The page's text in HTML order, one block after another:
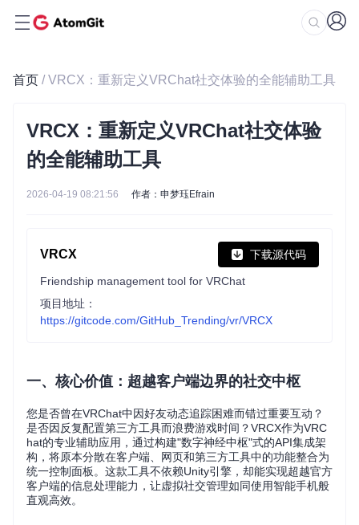
首页 / VRCX：重新定义VRChat社交体验的全能辅助工具
VRCX：重新定义VRChat社交体验
的全能辅助工具
2026-04-19 08:21:56 作者：申梦珏Efrain
VRCX 下载源代码
Friendship management tool for VRChat
项目地址：
https://gitcode.com/GitHub_Trending/vr/VRCX
一、核心价值：超越客户端边界的社交中枢
您是否曾在VRChat中因好友动态追踪困难而错过重要互动？
是否因反复配置第三方工具而浪费游戏时间？VRCX作为VRC
hat的专业辅助应用，通过构建"数字神经中枢"式的API集成架
构，将原本分散在客户端、网页和第三方工具中的功能整合为
统一控制面板。这款工具不依赖Unity引擎，却能实现超越官方
客户端的信息处理能力，让虚拟社交管理如同使用智能手机般
直观高效。